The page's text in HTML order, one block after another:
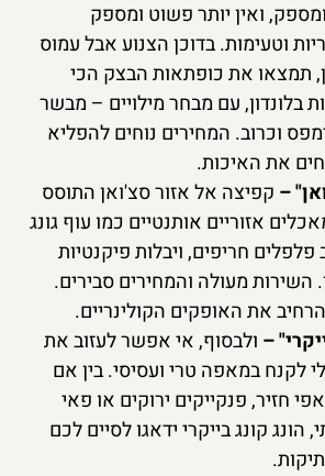
ואין יותר פשוט ומספק
וטעימות. בדוכן הצנוע אבל עמוס
תמצאו את כופתאות הבצק הכי
בלונדון, עם מבחר מילויים – מבשר
וכרוב. המחירים נוחים להפליא
את האיכות.
– קפיצה אל אזור סצ'ואן התוסס
אזוריים אותנטיים כמו עוף גונג
פלפלים חריפים, ויבלות פיקנטיות
השירות מעולה והמחירים סבירים.
את האופקים הקולינריים.
– ולבסוף, אי אפשר לעזוב את
לקנח במאפה טרי ועסיסי. בין אם
חזיר, פנקייקים ירוקים או פאי
הונג קונג בייקרי ידאגו לסיים לכם